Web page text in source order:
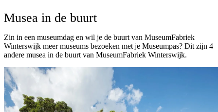
Musea in de buurt
Zin in een museumdag en wil je de buurt van MuseumFabriek
Winterswijk meer museums bezoeken met je Museumpas? Dit zijn 4
andere musea in de buurt van MuseumFabriek Winterswijk.